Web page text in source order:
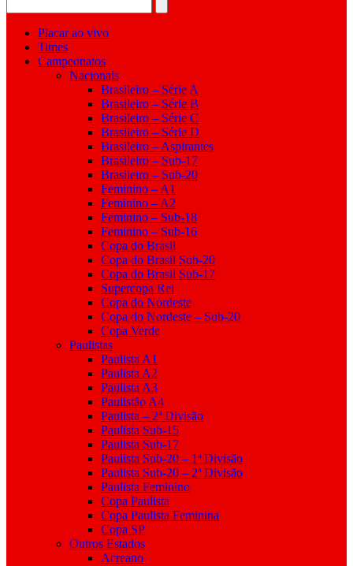
Placar ao vivo
Times
Campeonatos
Nacionais
Brasileiro – Série A
Brasileiro – Série B
Brasileiro – Série C
Brasileiro – Série D
Brasileiro – Aspirantes
Brasileiro – Sub-17
Brasileiro – Sub-20
Feminino – A1
Feminino – A2
Feminino – Sub-18
Feminino – Sub-16
Copa do Brasil
Copa do Brasil Sub-20
Copa do Brasil Sub-17
Supercopa Rei
Copa do Nordeste
Copa do Nordeste – Sub-20
Copa Verde
Paulistas
Paulista A1
Paulista A2
Paulista A3
Paulistão A4
Paulista – 2ª Divisão
Paulista Sub-15
Paulista Sub-17
Paulista Sub-20 – 1ª Divisão
Paulista Sub-20 – 2ª Divisão
Paulista Feminino
Copa Paulista
Copa Paulista Feminina
Copa SP
Outros Estados
Acreano